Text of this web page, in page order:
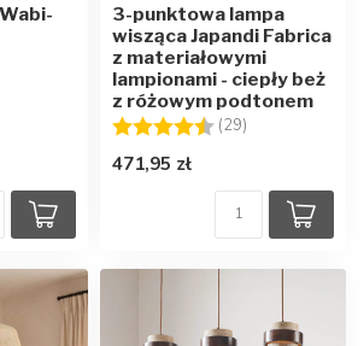
na 5 gwiazdek
3-punktowa lampa
wisząca Japandi Fabrica
z materiałowymi
lampionami - ciepły beż
z różowym podtonem
Ocena:
(29)
471,95 zł